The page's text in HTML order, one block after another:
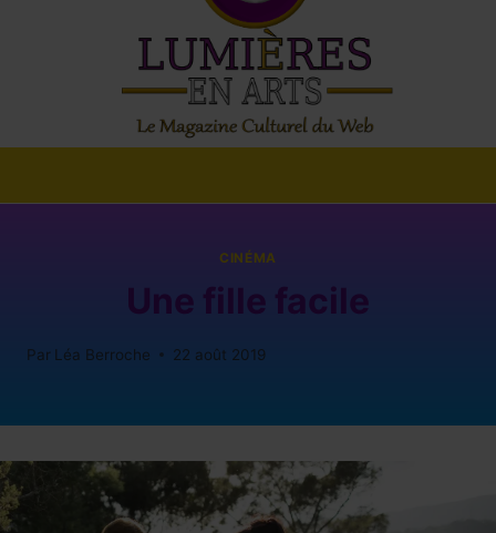
CINÉMA
Une fille facile
Par Léa Berroche 22 août 2019